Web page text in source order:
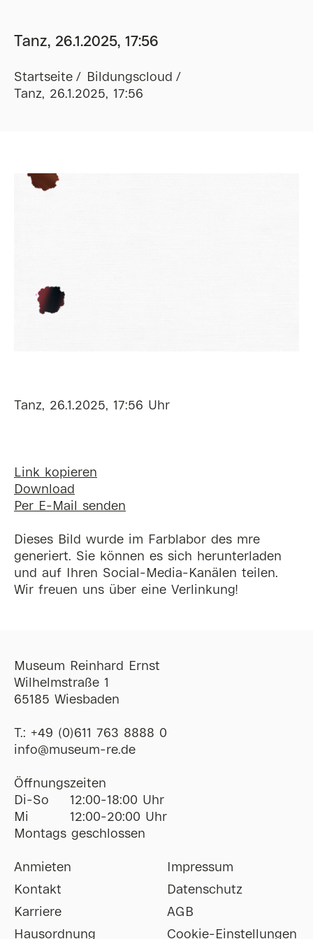
Tanz, 26.1.2025, 17:56
Startseite
Bildungscloud
Tanz, 26.1.2025, 17:56
Tanz, 26.1.2025, 17:56 Uhr
Link kopieren
Download
Per E-Mail senden
Dieses Bild wurde im Farblabor des mre
generiert. Sie können es sich herunterladen
und auf Ihren Social-Media-Kanälen teilen.
Wir freuen uns über eine Verlinkung!
Museum Reinhard Ernst
Wilhelmstraße 1
65185 Wiesbaden
T.: +49 (0)611 763 8888 0
ofni@museum-re de
Öffnungszeiten
Di-So
12:00-18:00 Uhr
Mi
12:00-20:00 Uhr
Montags geschlossen
Anmieten
Kontakt
Karriere
Hausordnung
Impressum
Datenschutz
AGB
Cookie-Einstellungen